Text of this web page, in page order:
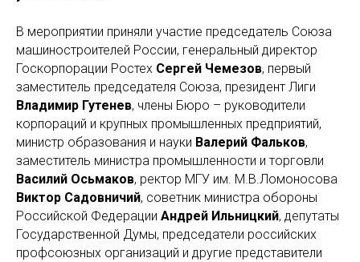
В мероприятии приняли участие председатель Союза
машиностроителей России, генеральный директор
Госкорпорации Ростех Сергей Чемезов, первый
заместитель председателя Cоюза, президент Лиги
Владимир Гутенев, члены Бюро – руководители
корпораций и крупных промышленных предприятий,
министр образования и науки Валерий Фальков,
заместитель министра промышленности и торговли
Василий Осьмаков, ректор МГУ им. М.В.Ломоносова
Виктор Садовничий, советник министра обороны
Российской Федерации Андрей Ильницкий, депутаты
Государственной Думы, председатели российских
профсоюзных организаций и другие представители